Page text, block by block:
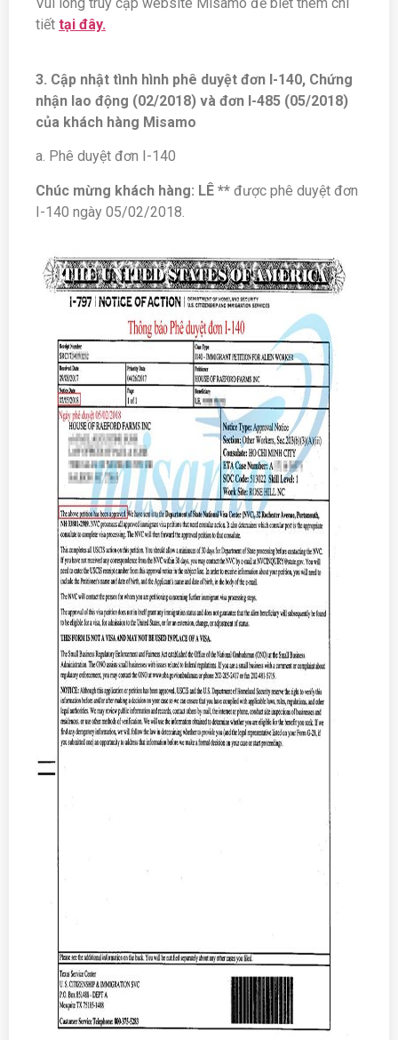
tiết tại đây.
3. Cập nhật tình hình phê duyệt đơn I-140, Chứng
nhận lao động (02/2018) và đơn I-485 (05/2018)
của khách hàng Misamo
a. Phê duyệt đơn I-140
Chúc mừng khách hàng: LÊ ** được phê duyệt đơn
I-140 ngày 05/02/2018.